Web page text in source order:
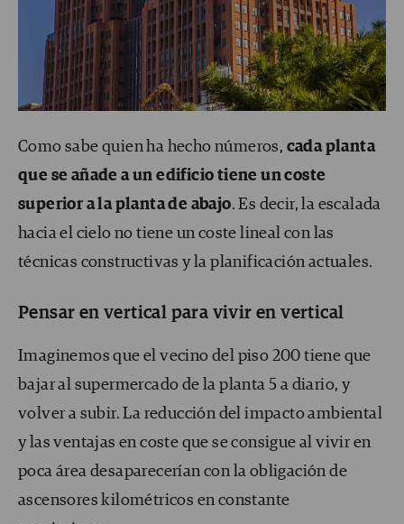
Como sabe quien ha hecho números, cada planta
que se añade a un edificio tiene un coste
superior a la planta de abajo. Es decir, la escalada
hacia el cielo no tiene un coste lineal con las
técnicas constructivas y la planificación actuales.
Pensar en vertical para vivir en vertical
Imaginemos que el vecino del piso 200 tiene que
bajar al supermercado de la planta 5 a diario, y
volver a subir. La reducción del impacto ambiental
y las ventajas en coste que se consigue al vivir en
poca área desaparecerían con la obligación de
ascensores kilométricos en constante